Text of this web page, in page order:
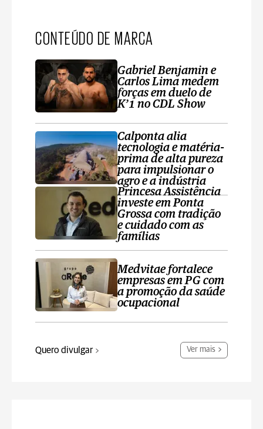
CONTEÚDO DE MARCA
Gabriel Benjamin e
Carlos Lima medem
forças em duelo de
K’1 no CDL Show
Calponta alia
tecnologia e matéria-
prima de alta pureza
para impulsionar o
agro e a indústria
Princesa Assistência
investe em Ponta
Grossa com tradição
e cuidado com as
famílias
Medvitae fortalece
empresas em PG com
a promoção da saúde
ocupacional
Quero divulgar Ver mais